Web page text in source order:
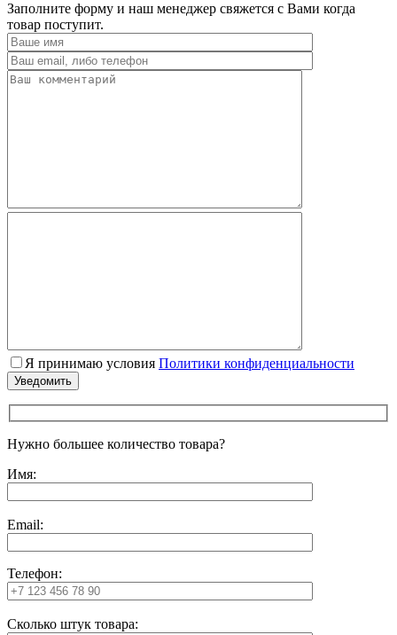
Заполните форму и наш менеджер свяжется с Вами когда
товар поступит.
Я принимаю условия Политики конфиденциальности
Нужно большее количество товара?
Имя:
Email:
Телефон:
Сколько штук товара: